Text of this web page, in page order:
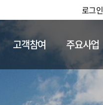
로그인
채용정보
고객참여 주요사업